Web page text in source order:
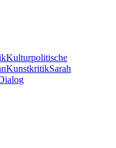
Kulturpolitische
KunstkritikSarah